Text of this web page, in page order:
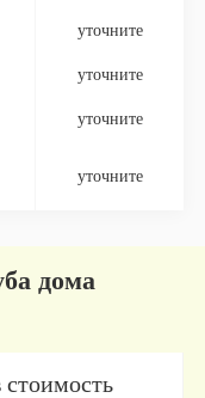
уточните
уточните
уточните
уточните
дома